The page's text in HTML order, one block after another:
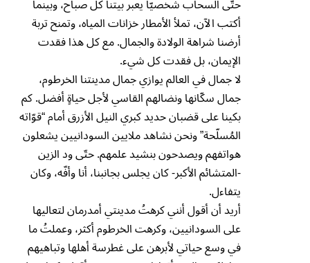
أكتب الآن، تملأ الأمطار خزانات المياه، وتمنح تربة
أرضنا شراهة الولادة والجمال. مع كل هذا فقدت
الإيمان، بل فقدت كل شيء.
لا جمال في العالم يوازي جمال مدينتنا الخرطوم،
جمال سكّانها ونضالهم القاسي لأجل حياةٍ أفضل. كم
بكينا على قضبان حديد كبري النيل الأزرق أمام “قوّاته
المُسلّحة” ونحن نشاهد ملايين السودانيين يشعلون
هواتفهم ويصدحون بنشيد علمهم. حتّى ود الزين
-المتشائم الأكبر- كان يجلس بجانبنا، أنا وأفّه، وكان
يتفاءل.
أريد أن أقول أنني كرهتُ مدينتي أمدرمان لتعاليها
على السودانيين، وكرهت الخرطوم أكثر، وعملتُ ما
في وسع حياتي لأبرهن على غطرسة أهلها وتباهيهم